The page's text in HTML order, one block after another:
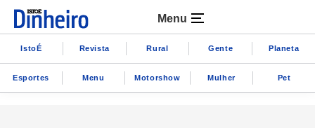
Menu
IstoÉ Revista Rural Gente Planeta
Esportes Menu Motorshow Mulher Pet